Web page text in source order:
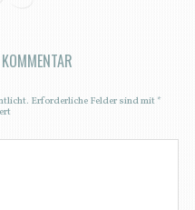
Erforderliche Felder sind mit*